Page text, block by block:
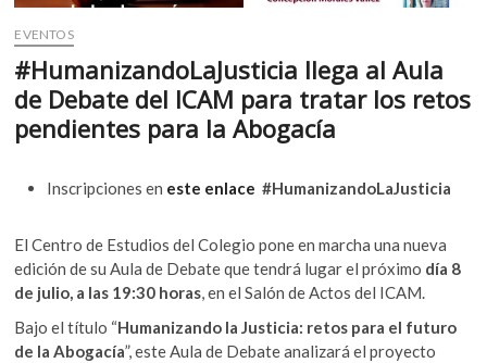
EVENTOS
#HumanizandoLaJusticia llega al Aula
de Debate del ICAM para tratar los retos
pendientes para la Abogacía
Inscripciones en este enlace #HumanizandoLaJusticia
El Centro de Estudios del Colegio pone en marcha una nueva
edición de su Aula de Debate que tendrá lugar el próximo día 8
de julio, a las 19:30 horas , en el Salón de Actos del ICAM.
Bajo el título “Humanizando la Justicia: retos para el futuro
de la Abogacía”, este Aula de Debate analizará el proyecto